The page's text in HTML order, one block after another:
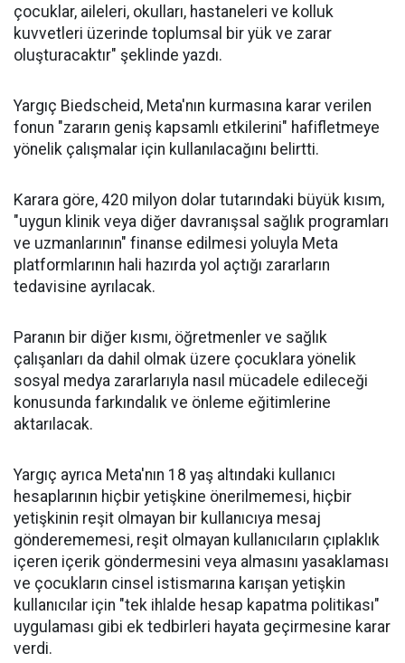
çocuklar, aileleri, okulları, hastaneleri ve kolluk
kuvvetleri üzerinde toplumsal bir yük ve zarar
oluşturacaktır" şeklinde yazdı.
Yargıç Biedscheid, Meta'nın kurmasına karar verilen
fonun "zararın geniş kapsamlı etkilerini" hafifletmeye
yönelik çalışmalar için kullanılacağını belirtti.
Karara göre, 420 milyon dolar tutarındaki büyük kısım,
"uygun klinik veya diğer davranışsal sağlık programları
ve uzmanlarının" finanse edilmesi yoluyla Meta
platformlarının hali hazırda yol açtığı zararların
tedavisine ayrılacak.
Paranın bir diğer kısmı, öğretmenler ve sağlık
çalışanları da dahil olmak üzere çocuklara yönelik
sosyal medya zararlarıyla nasıl mücadele edileceği
konusunda farkındalık ve önleme eğitimlerine
aktarılacak.
Yargıç ayrıca Meta'nın 18 yaş altındaki kullanıcı
hesaplarının hiçbir yetişkine önerilmemesi, hiçbir
yetişkinin reşit olmayan bir kullanıcıya mesaj
gönderememesi, reşit olmayan kullanıcıların çıplaklık
içeren içerik göndermesini veya almasını yasaklaması
ve çocukların cinsel istismarına karışan yetişkin
kullanıcılar için "tek ihlalde hesap kapatma politikası"
uygulaması gibi ek tedbirleri hayata geçirmesine karar
verdi.